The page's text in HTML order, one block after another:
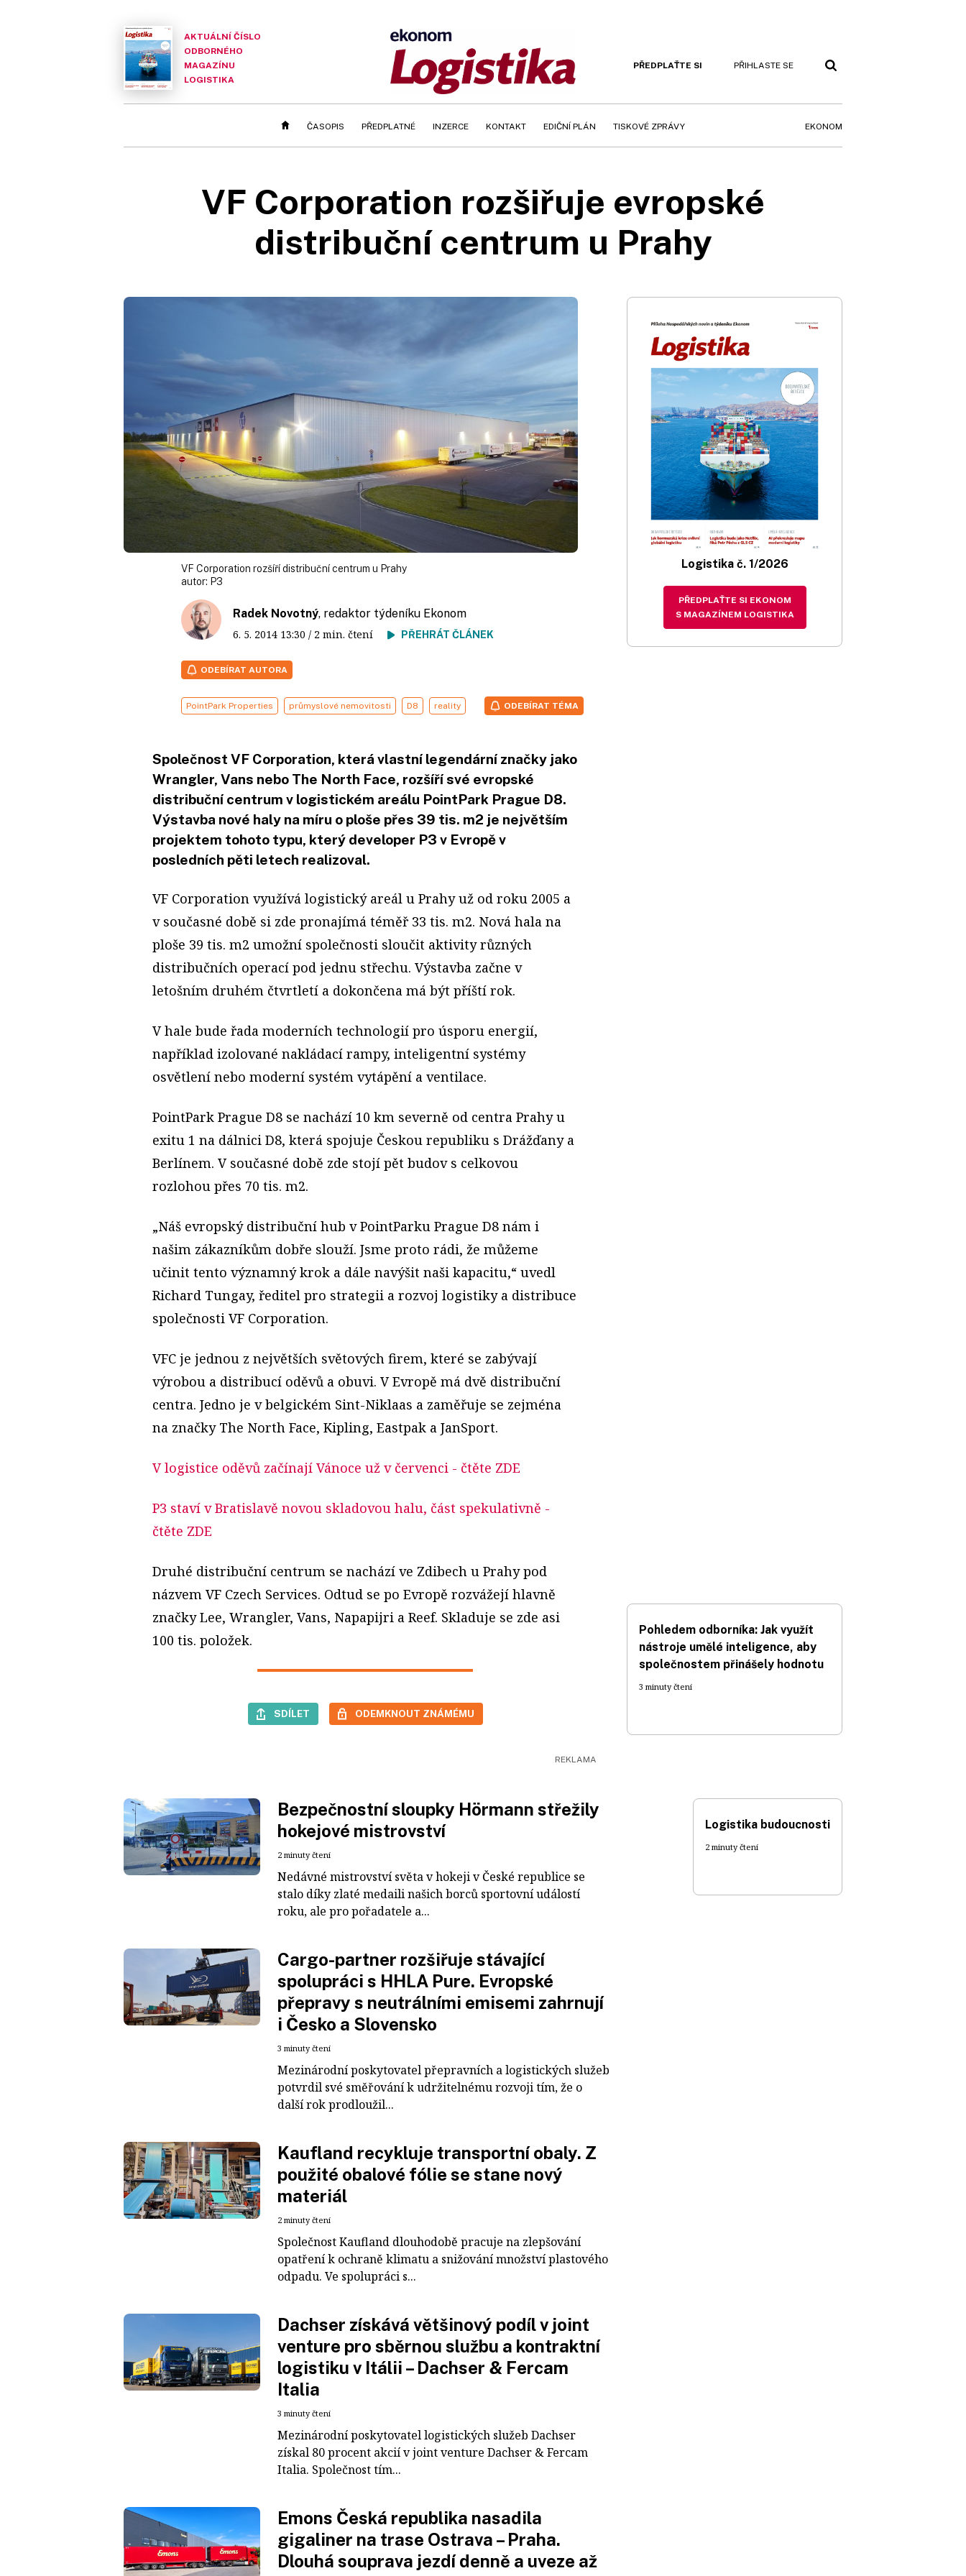
AKTUÁLNÍ ČÍSLO
ODBORNÉHO
MAGAZÍNU
LOGISTIKA
PŘEDPLAŤTE SI PŘIHLASTE SE
ČASOPIS PŘEDPLATNÉ INZERCE KONTAKT EDIČNÍ PLÁN TISKOVÉ ZPRÁVY EKONOM
VF Corporation rozšiřuje evropské
distribuční centrum u Prahy
VF Corporation rozšíří distribuční centrum u Prahy
autor: P3
Radek Novotný, redaktor týdeníku Ekonom
6. 5. 2014 13:30 / 2 min. čtení PŘEHRÁT ČLÁNEK
ODEBÍRAT AUTORA
PointPark Properties průmyslové nemovitosti D8 reality ODEBÍRAT TÉMA
Společnost VF Corporation, která vlastní legendární značky jako
Wrangler, Vans nebo The North Face, rozšíří své evropské
distribuční centrum v logistickém areálu PointPark Prague D8.
Výstavba nové haly na míru o ploše přes 39 tis. m2 je největším
projektem tohoto typu, který developer P3 v Evropě v
posledních pěti letech realizoval.
VF Corporation využívá logistický areál u Prahy už od roku 2005 a
v současné době si zde pronajímá téměř 33 tis. m2. Nová hala na
ploše 39 tis. m2 umožní společnosti sloučit aktivity různých
distribučních operací pod jednu střechu. Výstavba začne v
letošním druhém čtvrtletí a dokončena má být příští rok.
V hale bude řada moderních technologií pro úsporu energií,
například izolované nakládací rampy, inteligentní systémy
osvětlení nebo moderní systém vytápění a ventilace.
PointPark Prague D8 se nachází 10 km severně od centra Prahy u
exitu 1 na dálnici D8, která spojuje Českou republiku s Drážďany a
Berlínem. V současné době zde stojí pět budov s celkovou
rozlohou přes 70 tis. m2.
„Náš evropský distribuční hub v PointParku Prague D8 nám i
našim zákazníkům dobře slouží. Jsme proto rádi, že můžeme
učinit tento významný krok a dále navýšit naši kapacitu,“ uvedl
Richard Tungay, ředitel pro strategii a rozvoj logistiky a distribuce
společnosti VF Corporation.
VFC je jednou z největších světových firem, které se zabývají
výrobou a distribucí oděvů a obuvi. V Evropě má dvě distribuční
centra. Jedno je v belgickém Sint-Niklaas a zaměřuje se zejména
na značky The North Face, Kipling, Eastpak a JanSport.
V logistice oděvů začínají Vánoce už v červenci - čtěte ZDE
P3 staví v Bratislavě novou skladovou halu, část spekulativně -
čtěte ZDE
Druhé distribuční centrum se nachází ve Zdibech u Prahy pod
názvem VF Czech Services. Odtud se po Evropě rozvážejí hlavně
značky Lee, Wrangler, Vans, Napapijri a Reef. Skladuje se zde asi
100 tis. položek.
SDÍLET ODEMKNOUT ZNÁMÉMU
Logistika č. 1/2026
PŘEDPLAŤTE SI EKONOM
S MAGAZÍNEM LOGISTIKA
Pohledem odborníka: Jak využít
nástroje umělé inteligence, aby
společnostem přinášely hodnotu
3 minuty čtení
Bezpečnostní sloupky Hörmann střežily
hokejové mistrovství
2 minuty čtení
Nedávné mistrovství světa v hokeji v České republice se
stalo díky zlaté medaili našich borců sportovní událostí
roku, ale pro pořadatele a...
Cargo-partner rozšiřuje stávající
spolupráci s HHLA Pure. Evropské
přepravy s neutrálními emisemi zahrnují
i Česko a Slovensko
3 minuty čtení
Mezinárodní poskytovatel přepravních a logistických služeb
potvrdil své směřování k udržitelnému rozvoji tím, že o
další rok prodloužil...
Kaufland recykluje transportní obaly. Z
použité obalové fólie se stane nový
materiál
2 minuty čtení
Společnost Kaufland dlouhodobě pracuje na zlepšování
opatření k ochraně klimatu a snižování množství plastového
odpadu. Ve spolupráci s...
Dachser získává většinový podíl v joint
venture pro sběrnou službu a kontraktní
logistiku v Itálii – Dachser & Fercam
Italia
3 minuty čtení
Mezinárodní poskytovatel logistických služeb Dachser
získal 80 procent akcií v joint venture Dachser & Fercam
Italia. Společnost tím...
Emons Česká republika nasadila
gigaliner na trase Ostrava – Praha.
Dlouhá souprava jezdí denně a uveze až
Logistika budoucnosti
2 minuty čtení